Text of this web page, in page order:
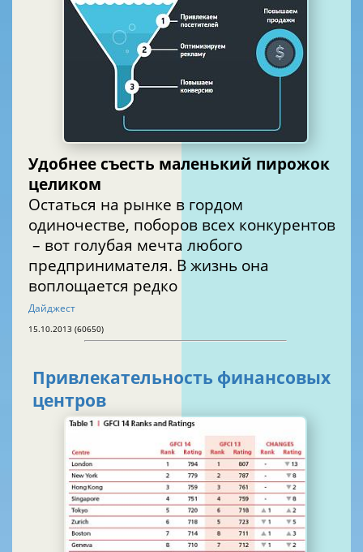
Удобнее съесть маленький пирожок
целиком
Остаться на рынке в гордом
одиночестве, поборов всех конкурентов
– вот голубая мечта любого
предпринимателя. В жизнь она
воплощается редко
Дайджест
15.10.2013 (60650)
Привлекательность финансовых
центров